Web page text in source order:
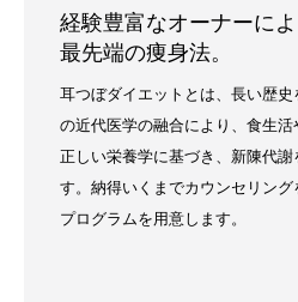
経験豊富なオーナーに
最先端の痩身法。
耳つぼダイエットとは、長い歴
の近代医学の融合により、食生活
正しい栄養学に基づき、新陳代
す。納得いくまでカウンセリン
プログラムを用意します。